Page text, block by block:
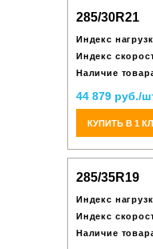
285/30R21
Индекс
Индекс
Наличие
44 879 руб./
КУПИТЬ В 1
285/35R19
Индекс
Индекс
Наличие